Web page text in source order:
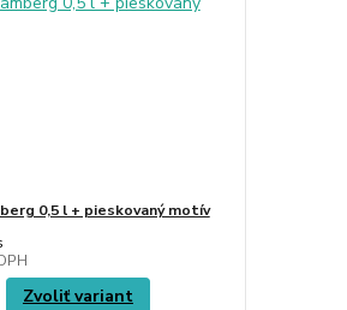
0,5 l + pieskovaný motív
Zvoliť variant